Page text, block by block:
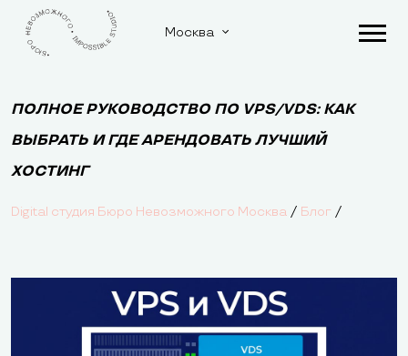
Москва
ПОЛНОЕ РУКОВОДСТВО ПО VPS/VDS: КАК
ВЫБРАТЬ И ГДЕ АРЕНДОВАТЬ ЛУЧШИЙ
ХОСТИНГ
Digital студия Бюро Невозможного Москва / Блог /